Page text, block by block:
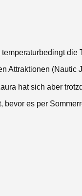
hat sich aber
es per